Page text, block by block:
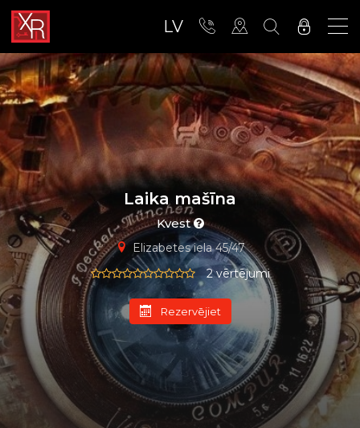
LV
Laika mašīna
Kvest
Elizabetes iela 45/47
2 vērtējumi
Rezervējiet